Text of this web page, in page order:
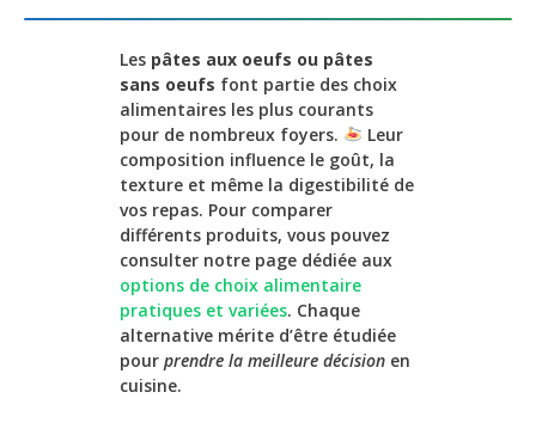
Les pâtes aux oeufs ou pâtes
sans oeufs font partie des choix
alimentaires les plus courants
pour de nombreux foyers.
Leur
composition influence le goût, la
texture et même la digestibilité de
vos repas. Pour comparer
différents produits, vous pouvez
consulter notre page dédiée aux
options de choix alimentaire
pratiques et variées. Chaque
alternative mérite d’être étudiée
pour prendre la meilleure décision en
cuisine.